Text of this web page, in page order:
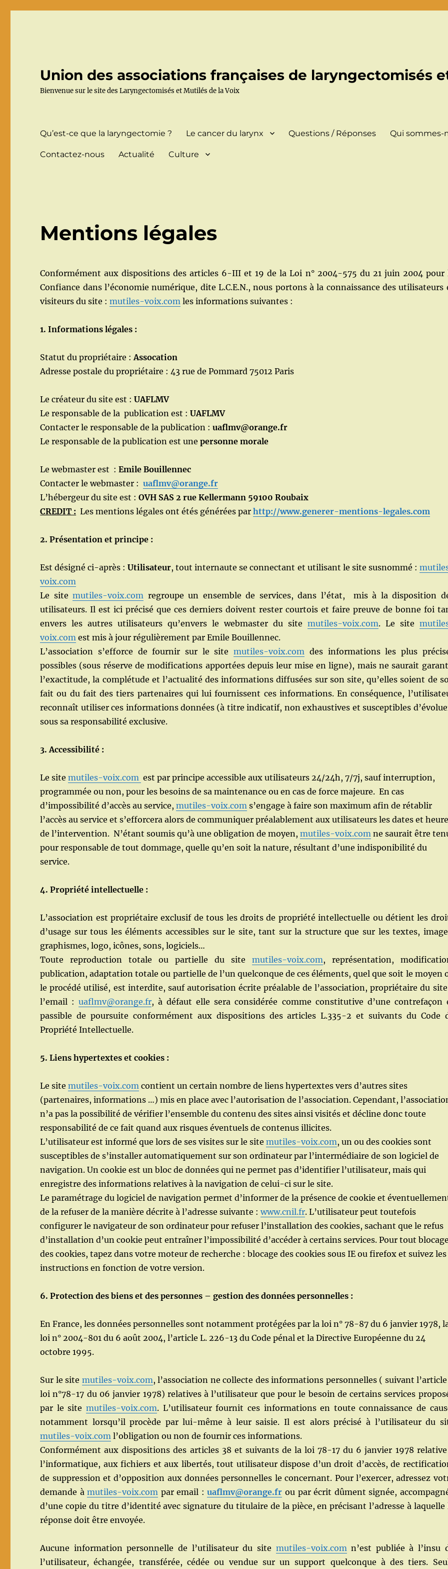
Union des associations françaises de laryngectomisés
Bienvenue sur le site des Laryngectomisés et Mutilés de la Voix
Qu’est-ce que la laryngectomie ? Le cancer du larynx Questions / Réponses Qui sommes-
Contactez-nous Actualité Culture
Mentions légales
Conformément aux dispositions des articles 6-III et 19 de la Loi n° 2004-575 du 21 juin 2004 pour
Confiance dans l’économie numérique, dite L.C.E.N., nous portons à la connaissance des utilisateurs
visiteurs du site :mutiles-voix.com les informations suivantes :
1. Informations légales :
Statut du propriétaire :Assocation
Adresse postale du propriétaire : 43 rue de Pommard 75012 Paris
Le créateur du site est :UAFLMV
Le responsable de la publication est :UAFLMV
Contacter le responsable de la publication :uaflmv@orange.fr
Le responsable de la publication est une personne morale
Le webmaster est :Emile Bouillennec
Contacter le webmaster : uaflmv@orange.fr
L’hébergeur du site est :OVH SAS 2 rue Kellermann 59100 Roubaix
CREDIT : Les mentions légales ont étés générées par http://www.generer-mentions-legales.com
2. Présentation et principe :
Est désigné ci-après :Utilisateur, tout internaute se connectant et utilisant le site susnommé :
voix.com
Le sitemutiles-voix.com regroupe un ensemble de services, dans l’état, mis à la disposition
utilisateurs. Il est ici précisé que ces derniers doivent rester courtois et faire preuve de bonne foi
envers les autres utilisateurs qu’envers le webmaster du site mutiles-voix.com. Le site
voix.com est mis à jour régulièrement par Emile Bouillennec.
L’association s’efforce de fournir sur le sitemutiles-voix.com des informations les plus
possibles (sous réserve de modifications apportées depuis leur mise en ligne), mais ne saurait
l’exactitude, la complétude et l’actualité des informations diffusées sur son site, qu’elles soient de
fait ou du fait des tiers partenaires qui lui fournissent ces informations. En conséquence,
reconnaît utiliser ces informations données (à titre indicatif, non exhaustives et susceptibles
sous sa responsabilité exclusive.
3. Accessibilité :
Le sitemutiles-voix.com est par principe accessible aux utilisateurs 24/24h, 7/7j, sauf interruption,
programmée ou non, pour les besoins de sa maintenance ou en cas de force majeure. En cas
d’impossibilité d’accès au service,mutiles-voix.com s’engage à faire son maximum afin de rétablir
l’accès au service et s’efforcera alors de communiquer préalablement aux utilisateurs les dates et
de l’intervention. N’étant soumis qu’à une obligation de moyen,mutiles-voix.com ne saurait être
pour responsable de tout dommage, quelle qu’en soit la nature, résultant d’une indisponibilité du
service.
4. Propriété intellectuelle :
L’association est propriétaire exclusif de tous les droits de propriété intellectuelle ou détient les
d’usage sur tous les éléments accessibles sur le site, tant sur la structure que sur les textes,
graphismes, logo, icônes, sons, logiciels…
Toute reproduction totale ou partielle du site mutiles-voix.com, représentation,
publication, adaptation totale ou partielle de l’un quelconque de ces éléments, quel que soit le moyen
le procédé utilisé, est interdite, sauf autorisation écrite préalable de l’association, propriétaire du
l’email :uaflmv@orange.fr, à défaut elle sera considérée comme constitutive d’une contrefaçon
passible de poursuite conformément aux dispositions des articles L.335-2 et suivants du Code
Propriété Intellectuelle.
5. Liens hypertextes et cookies :
Le sitemutiles-voix.com contient un certain nombre de liens hypertextes vers d’autres sites
(partenaires, informations …) mis en place avec l’autorisation de l’association. Cependant,
n’a pas la possibilité de vérifier l’ensemble du contenu des sites ainsi visités et décline donc toute
responsabilité de ce fait quand aux risques éventuels de contenus illicites.
L’utilisateur est informé que lors de ses visites sur le sitemutiles-voix.com, un ou des cookies sont
susceptibles de s’installer automatiquement sur son ordinateur par l’intermédiaire de son logiciel de
navigation. Un cookie est un bloc de données qui ne permet pas d’identifier l’utilisateur, mais qui
enregistre des informations relatives à la navigation de celui-ci sur le site.
Le paramétrage du logiciel de navigation permet d’informer de la présence de cookie et
de la refuser de la manière décrite à l’adresse suivante :www.cnil.fr. L’utilisateur peut toutefois
configurer le navigateur de son ordinateur pour refuser l’installation des cookies, sachant que le refus
d’installation d’un cookie peut entraîner l’impossibilité d’accéder à certains services. Pour tout blocage
des cookies, tapez dans votre moteur de recherche : blocage des cookies sous IE ou firefox et suivez les
instructions en fonction de votre version.
6. Protection des biens et des personnes – gestion des données personnelles :
En France, les données personnelles sont notamment protégées par la loi n° 78-87 du 6 janvier 1978,
loi n° 2004-801 du 6 août 2004, l’article L. 226-13 du Code pénal et la Directive Européenne du 24
octobre 1995.
Sur le site mutiles-voix.com, l’association ne collecte des informations personnelles ( suivant
loi n°78-17 du 06 janvier 1978) relatives à l’utilisateur que pour le besoin de certains services
par le sitemutiles-voix.com. L’utilisateur fournit ces informations en toute connaissance de
notamment lorsqu’il procède par lui-même à leur saisie. Il est alors précisé à l’utilisateur du
mutiles-voix.com l’obligation ou non de fournir ces informations.
Conformément aux dispositions des articles 38 et suivants de la loi 78-17 du 6 janvier 1978
l’informatique, aux fichiers et aux libertés, tout utilisateur dispose d’un droit d’accès, de
de suppression et d’opposition aux données personnelles le concernant. Pour l’exercer, adressez
demande àmutiles-voix.com par email :uaflmv@orange.fr ou par écrit dûment signée,
d’une copie du titre d’identité avec signature du titulaire de la pièce, en précisant l’adresse à laquelle
réponse doit être envoyée.
Aucune information personnelle de l’utilisateur du site mutiles-voix.comn’est publiée à l’insu
l’utilisateur, échangée, transférée, cédée ou vendue sur un support quelconque à des tiers.